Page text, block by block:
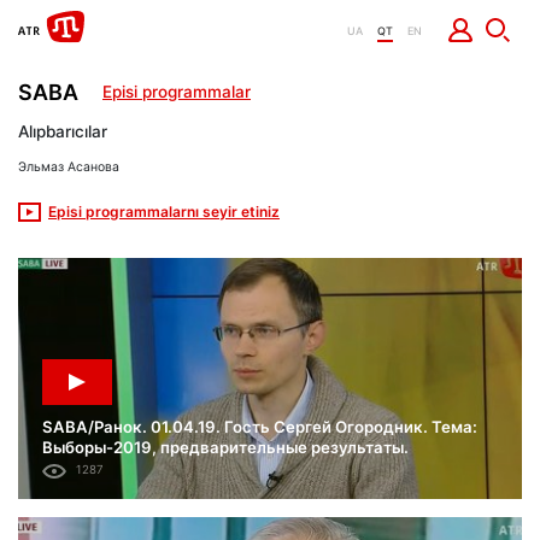
UA QT EN
SABA Episi programmalar
SABA/Ранок. 01.04.19. Гость Сергей Огородник. Тема:
Выборы-2019, предварительные результаты.
1287
Alıpbarıcılar
Эльмаз Асанова
Episi programmalarnı seyir etiniz